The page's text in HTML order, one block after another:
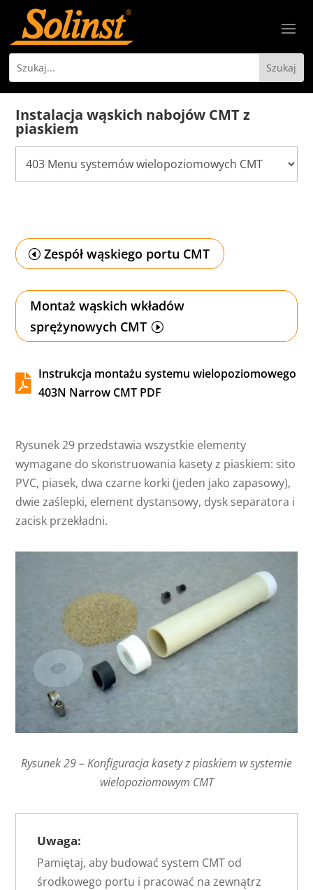
Instalacja wąskich nabojów CMT z
piaskiem
Zespół wąskiego portu CMT
Montaż wąskich wkładów
sprężynowych CMT
 Instrukcja montażu systemu wielopoziomowego
403N Narrow CMT PDF
Rysunek 29 przedstawia wszystkie elementy
wymagane do skonstruowania kasety z piaskiem: sito
PVC, piasek, dwa czarne korki (jeden jako zapasowy),
dwie zaślepki, element dystansowy, dysk separatora i
zacisk przekładni.
Rysunek 29 – Konfiguracja kasety z piaskiem w systemie
wielopoziomowym CMT
Uwaga:
Pamiętaj, aby budować system CMT od
środkowego portu i pracować na zewnątrz